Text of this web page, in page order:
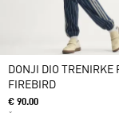
DONJI DIO TRENIRKE
FIREBIRD
€ 90.00